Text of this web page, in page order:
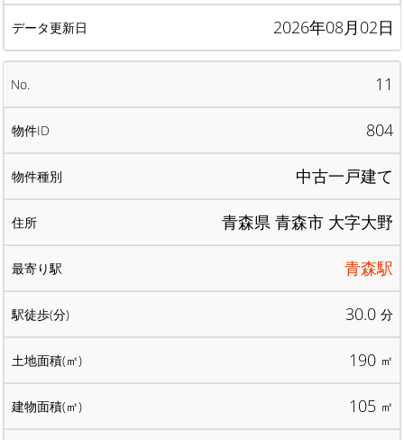
2026年08月02日
11
804
中古一戸建て
青森県 青森市 大字大野
青森駅
30.0 分
190 ㎡
105 ㎡